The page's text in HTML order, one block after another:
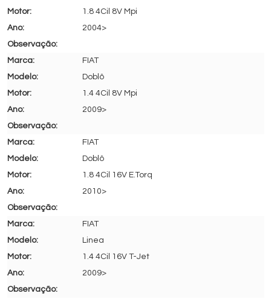
1.8 4Cil 8V Mpi
2004>
FIAT
Doblô
1.4 4Cil 8V Mpi
2009>
FIAT
Doblô
1.8 4Cil 16V E.Torq
2010>
FIAT
Linea
1.4 4Cil 16V T-Jet
2009>